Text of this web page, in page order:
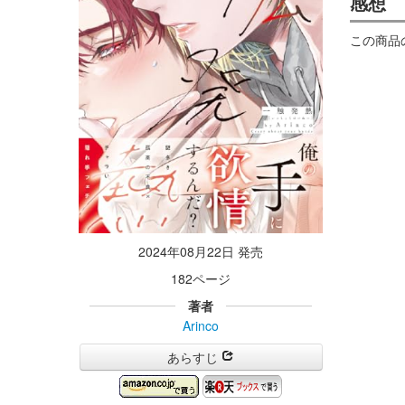
2024年08月22日 発売
182ページ
著者
Arinco
あらすじ
この商品